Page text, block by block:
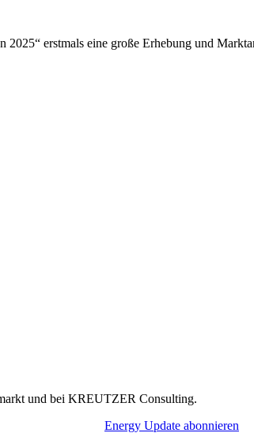
erstmals eine große Erhebung und
und bei KREUTZER Consulting.
Energy Update abonnieren